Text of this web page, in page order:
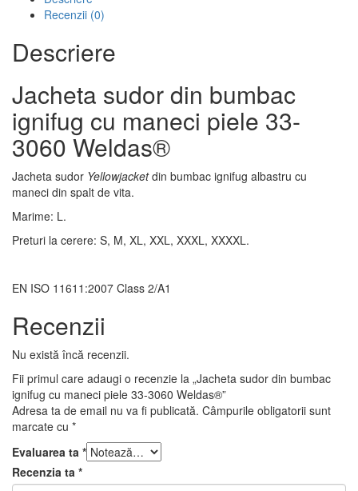
Recenzii (0)
Descriere
Jacheta sudor din bumbac
ignifug cu maneci piele 33-
3060 Weldas®
Jacheta sudor Yellowjacketdin bumbac ignifug albastru cu
maneci din spalt de vita.
Marime: L.
Preturi la cerere: S, M, XL, XXL, XXXL, XXXXL.
EN ISO 11611:2007 Class 2/A1
Recenzii
Nu există încă recenzii.
Fii primul care adaugi o recenzie la „Jacheta sudor din bumbac
ignifug cu maneci piele 33-3060 Weldas®”
Adresa ta de email nu va fi publicată. Câmpurile obligatorii sunt
marcate cu *
Evaluarea ta *
Recenzia ta *